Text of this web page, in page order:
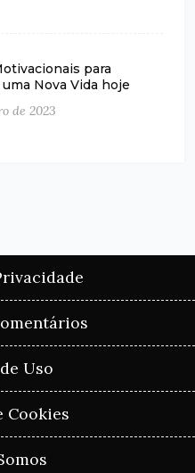
para
Nova Vida hoje
de 2023
Uso
Cookies